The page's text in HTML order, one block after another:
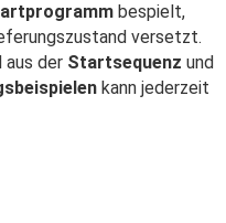
bespielt,
versetzt.
aus der Startsequenz und
kann jederzeit